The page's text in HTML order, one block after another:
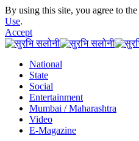
By using this site, you agree to the
Use.
Accept
National
State
Social
Entertainment
Mumbai / Maharashtra
Video
E-Magazine